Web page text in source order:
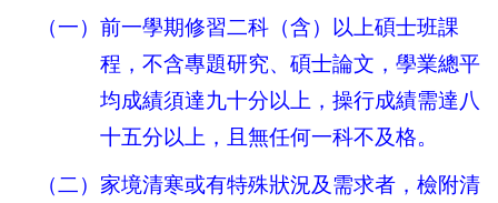
（一）前一學期修習二科（含）以上碩士班課
程，不含專題研究、碩士論文，學業總平
均成績須達九十分以上，操行成績需達八
十五分以上，且無任何一科不及格。
（二）家境清寒或有特殊狀況及需求者，檢附清